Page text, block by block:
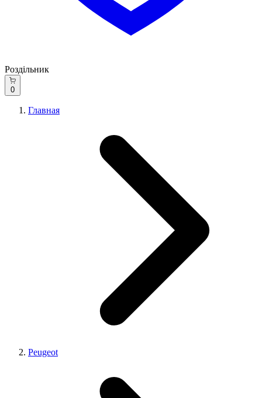
Роздільник
0
Главная
Peugeot